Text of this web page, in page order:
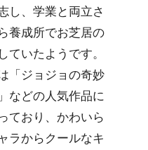
し、学業と両立さ
養成所でお芝居の
ていたようです。
「ジョジョの奇妙
などの人気作品に
ており、かわいら
ラからクールなキ